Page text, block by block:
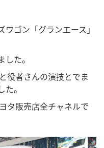
ゴン「グランエース」
た。
役者さんの演技とでま
。
タ販売店全チャネルで